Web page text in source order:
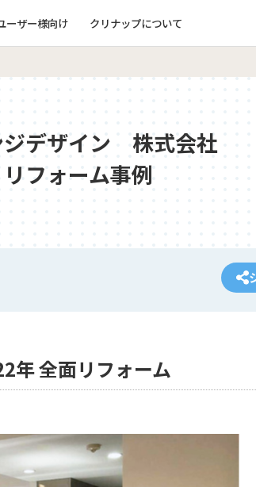
ーザー様向け クリナップについて
ジデザイン 株式会社
リフォーム事例
年 全面リフォーム